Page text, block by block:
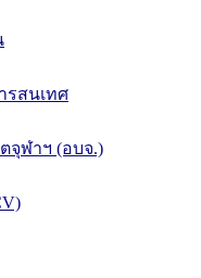
รสนเทศ
จุฬาฯ (อบจ.)